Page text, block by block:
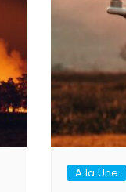
A la Une